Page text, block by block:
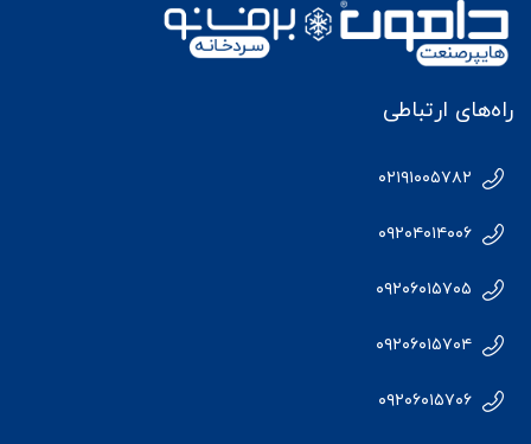
راه‌های ارتباطی
۰۲۱۹۱۰۰۵۷۸۲
۰۹۲۰۴۰۱۴۰۰۶
۰۹۲۰۶۰۱۵۷۰۵
۰۹۲۰۶۰۱۵۷۰۴
۰۹۲۰۶۰۱۵۷۰۶